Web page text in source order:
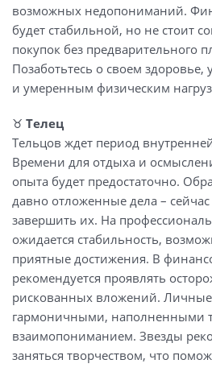
возможных недопониманий.
будет стабильной, но не стоит
покупок без предварительного
Позаботьтесь о своем здоровье,
и умеренным физическим
♉️ Телец
Тельцов ждет период
Времени для отдыха и
опыта будет предостаточно.
давно отложенные дела –
завершить их. На
ожидается стабильность,
приятные достижения. В
рекомендуется проявлять
рискованных вложений.
гармоничными, наполненными
взаимопониманием. Звезды
заняться творчеством, что